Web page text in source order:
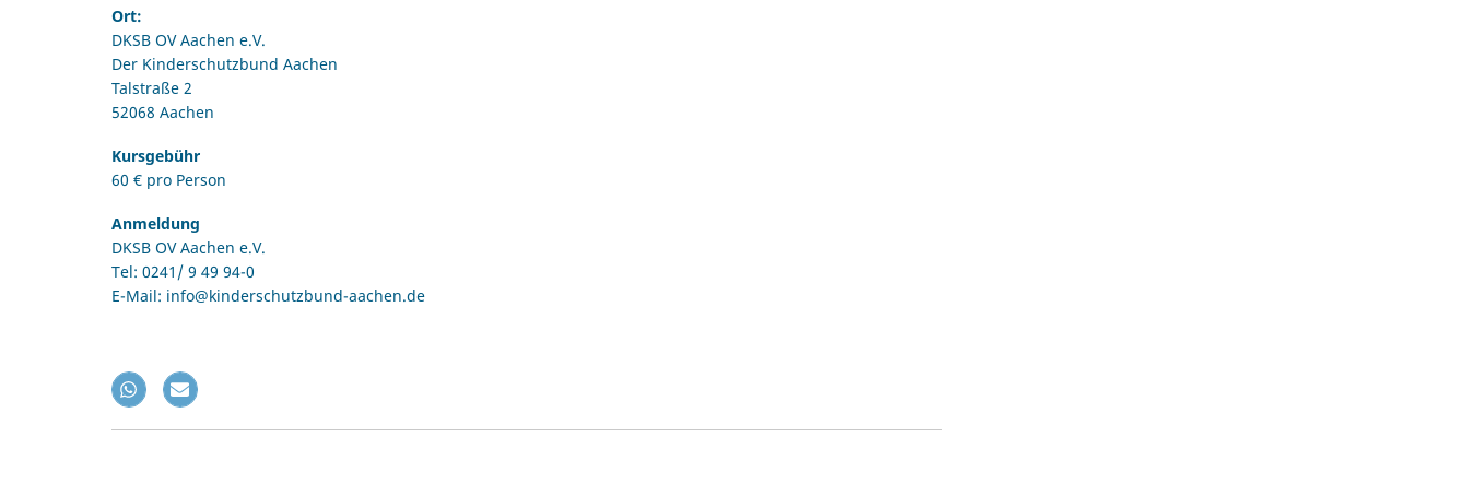
Ort:
DKSB OV Aachen e.V.
Der Kinderschutzbund Aachen
Talstraße 2
52068 Aachen
Kursgebühr
60 € pro Person
Anmeldung
DKSB OV Aachen e.V.
Tel: 0241/ 9 49 94-0
E-Mail: info@kinderschutzbund-aachen.de